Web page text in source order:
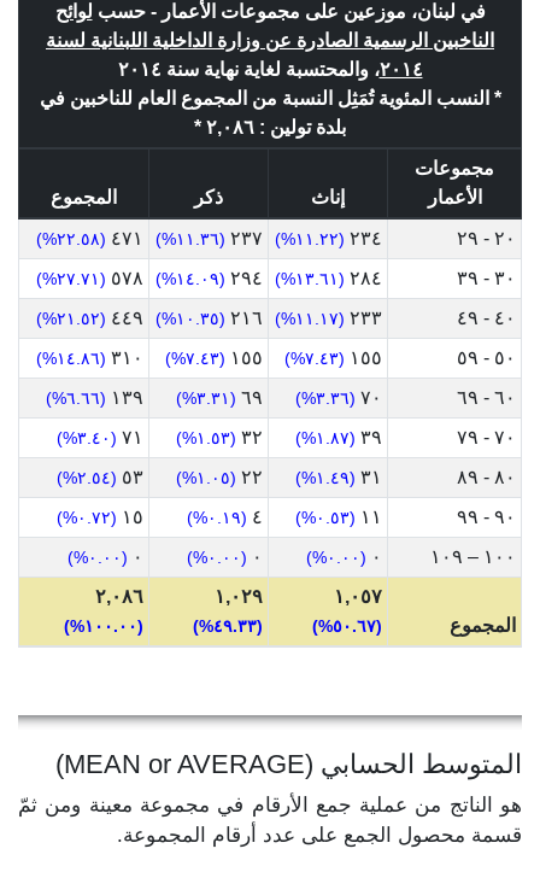
في لبنان، موزعين على مجموعات الأعمار - حسب لوائح
الناخبين الرسمية الصادرة عن وزارة الداخلية اللبنانية لسنة
٢٠١٤، والمحتسبة لغاية نهاية سنة ٢٠١٤
* النسب المئوية تُمَثِل النسبة من المجموع العام للناخبين في
بلدة تولين : ٢,٠٨٦ *
مجموعات
الأعمار
إناث ذكر
المجموع
٢٠ - ٢٩
٢٣٤ (١١.٢٢%) ٢٣٧ (١١.٣٦%) ٤٧١ (٢٢.٥٨%)
٣٠ - ٣٩ ٢٨٤ (١٣.٦١%) ٢٩٤ (١٤.٠٩%) ٥٧٨ (٢٧.٧١%)
٤٠ - ٤٩ ٢٣٣ (١١.١٧%) ٢١٦ (١٠.٣٥%) ٤٤٩ (٢١.٥٢%)
٥٠ - ٥٩ ١٥٥ (٧.٤٣%) ١٥٥ (٧.٤٣%) ٣١٠ (١٤.٨٦%)
٦٠ - ٦٩ ٧٠ (٣.٣٦%) ٦٩ (٣.٣١%) ١٣٩ (٦.٦٦%)
٧٠ - ٧٩ ٣٩ (١.٨٧%) ٣٢ (١.٥٣%) ٧١ (٣.٤٠%)
٨٠ - ٨٩ ٣١ (١.٤٩%) ٢٢ (١.٠٥%) ٥٣ (٢.٥٤%)
٩٠ - ٩٩ ١١ (٠.٥٣%) ٤ (٠.١٩%) ١٥ (٠.٧٢%)
١٠٠ – ١٠٩ ٠ (٠.٠٠%) ٠ (٠.٠٠%) ٠ (٠.٠٠%)
المجموع
١,٠٥٧
(٥٠.٦٧%)
١,٠٢٩
(٤٩.٣٣%)
٢,٠٨٦
(١٠٠.٠٠%)
المتوسط الحسابي (MEAN or AVERAGE)
هو الناتج من عملية جمع الأرقام في مجموعة معينة ومن ثمّ
قسمة محصول الجمع على عدد أرقام المجموعة.